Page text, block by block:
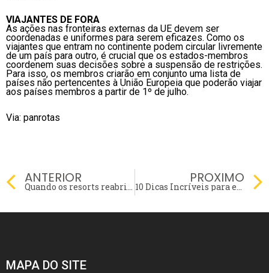
VIAJANTES DE FORA
As ações nas fronteiras externas da UE devem ser
coordenadas e uniformes para serem eficazes. Como os
viajantes que entram no continente podem circular livremente
de um país para outro, é crucial que os estados-membros
coordenem suas decisões sobre a suspensão de restrições.
Para isso, os membros criarão em conjunto uma lista de
países não pertencentes à União Europeia que poderão viajar
aos países membros a partir de 1º de julho.
Via: panrotas
Prev
ANTERIOR PROXIMO
MAPA DO SITE